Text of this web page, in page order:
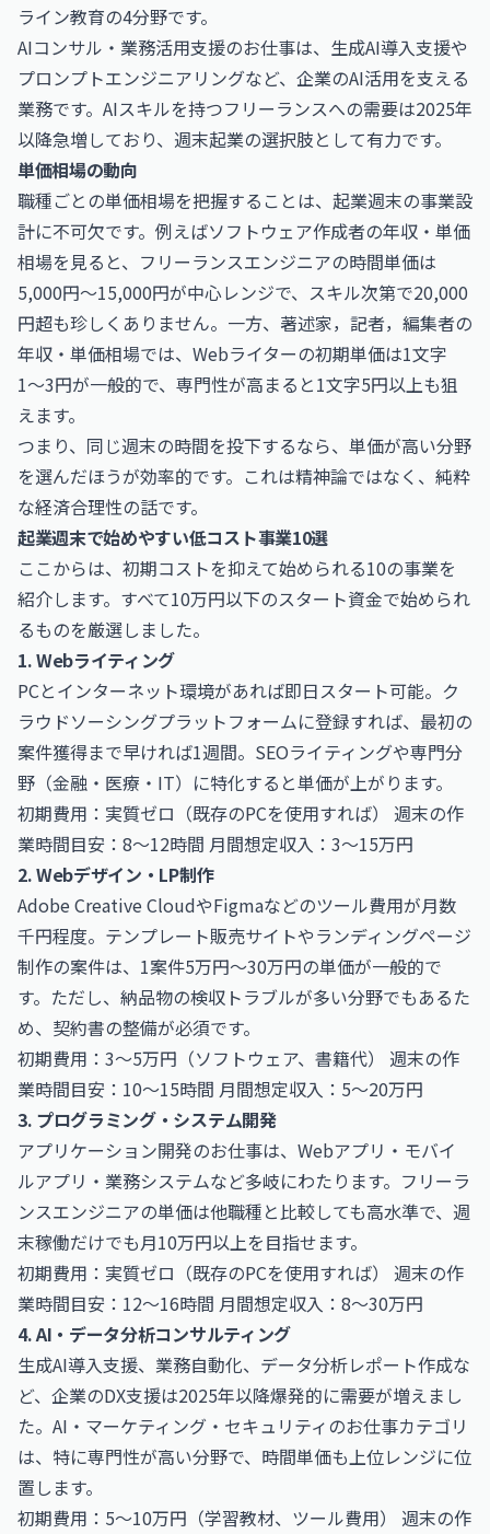
ライン教育の4分野です。
AIコンサル・業務活用支援のお仕事は、生成AI導入支援や
プロンプトエンジニアリングなど、企業のAI活用を支える
業務です。AIスキルを持つフリーランスへの需要は2025年
以降急増しており、週末起業の選択肢として有力です。
単価相場の動向
職種ごとの単価相場を把握することは、起業週末の事業設
計に不可欠です。例えばソフトウェア作成者の年収・単価
相場を見ると、フリーランスエンジニアの時間単価は
5,000円〜15,000円が中心レンジで、スキル次第で20,000
円超も珍しくありません。一方、 著述家，記者，編集者の
年収・単価相場では、Webライターの初期単価は1文字
1〜3円が一般的で、専門性が高まると1文字5円以上も狙
えます。
つまり、同じ週末の時間を投下するなら、単価が高い分野
を選んだほうが効率的です。これは精神論ではなく、純粋
な経済合理性の話です。
起業週末で始めやすい低コスト事業10選
ここからは、初期コストを抑えて始められる10の事業を
紹介します。すべて10万円以下のスタート資金で始められ
るものを厳選しました。
1. Webライティング
PCとインターネット環境があれば即日スタート可能。ク
ラウドソーシングプラットフォームに登録すれば、最初の
案件獲得まで早ければ1週間。SEOライティングや専門分
野（金融・医療・IT）に特化すると単価が上がります。
初期費用：実質ゼロ（既存のPCを使用すれば） 週末の作
業時間目安：8〜12時間 月間想定収入：3〜15万円
2. Webデザイン・LP制作
Adobe Creative CloudやFigmaなどのツール費用が月数
千円程度。テンプレート販売サイトやランディングページ
制作の案件は、1案件5万円〜30万円の単価が一般的で
す。ただし、納品物の検収トラブルが多い分野でもあるた
め、契約書の整備が必須です。
初期費用：3〜5万円（ソフトウェア、書籍代） 週末の作
業時間目安：10〜15時間 月間想定収入：5〜20万円
3. プログラミング・システム開発
アプリケーション開発のお仕事は、Webアプリ・モバイ
ルアプリ・業務システムなど多岐にわたります。フリーラ
ンスエンジニアの単価は他職種と比較しても高水準で、週
末稼働だけでも月10万円以上を目指せます。
初期費用：実質ゼロ（既存のPCを使用すれば） 週末の作
業時間目安：12〜16時間 月間想定収入：8〜30万円
4. AI・データ分析コンサルティング
生成AI導入支援、業務自動化、データ分析レポート作成な
ど、企業のDX支援は2025年以降爆発的に需要が増えまし
た。 AI・マーケティング・セキュリティのお仕事カテゴリ
は、特に専門性が高い分野で、時間単価も上位レンジに位
置します。
初期費用：5〜10万円（学習教材、ツール費用） 週末の作